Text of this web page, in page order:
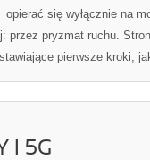
opierać się wyłącznie na
przez pryzmat ruchu.
pierwsze kroki,
I 5G